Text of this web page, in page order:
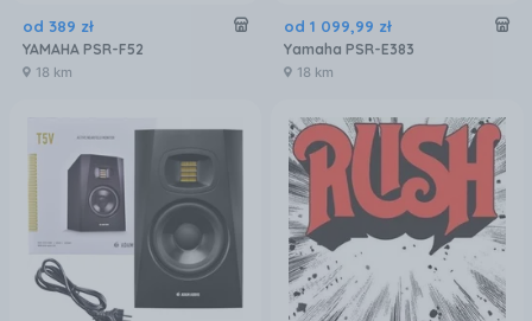
od 389 zł
YAMAHA PSR-F52
18 km
od 1 099,99 zł
Yamaha PSR-E383
18 km